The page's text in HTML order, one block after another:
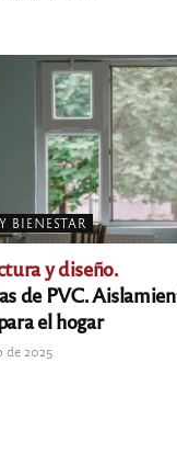
BIENESTAR
y diseño.
de PVC.
el hogar
de 2025